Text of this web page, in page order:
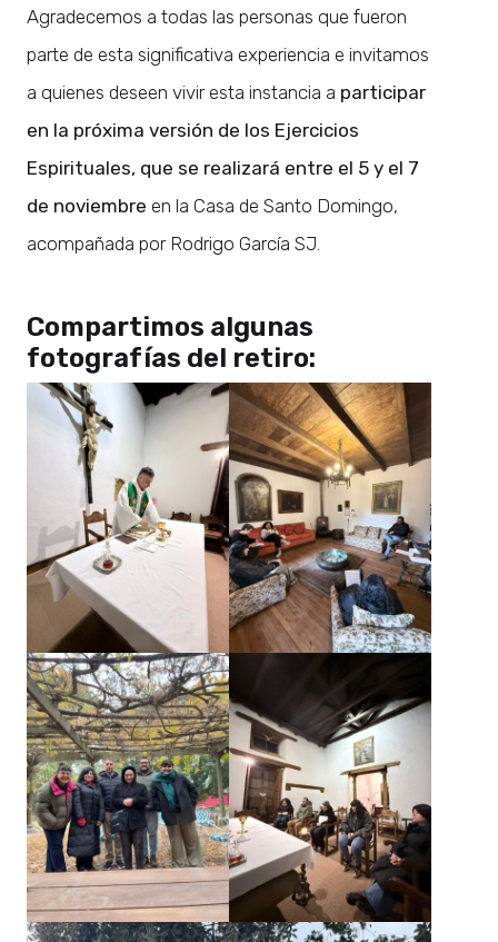
Agradecemos a todas las personas que fueron
parte de esta significativa experiencia e invitamos
a quienes deseen vivir esta instancia a participar
en la próxima versión de los Ejercicios
Espirituales, que se realizará entre el 5 y el 7
de noviembre en la Casa de Santo Domingo,
acompañada por Rodrigo García SJ.
Compartimos algunas
fotografías del retiro: